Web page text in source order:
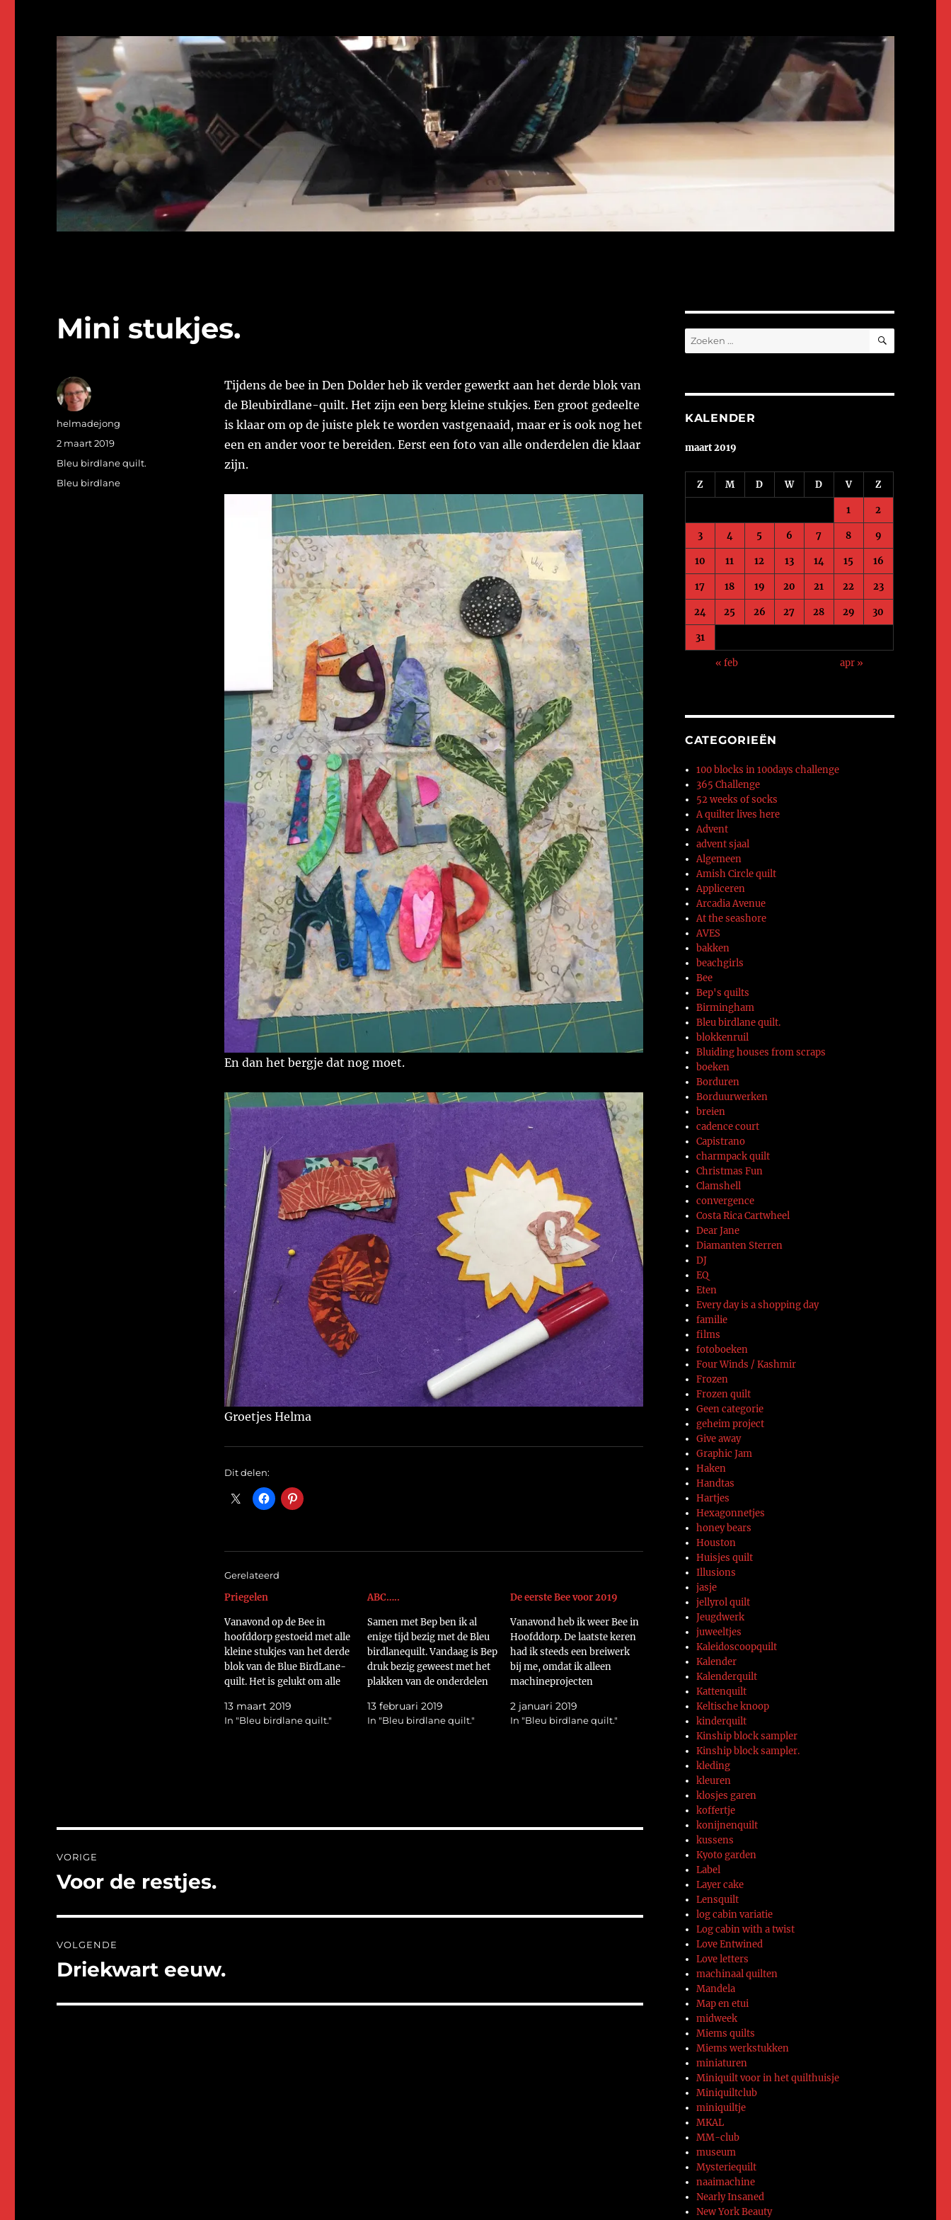
Mini stukjes.
Tijdens de bee in Den Dolder heb ik verder gewerkt aan het derde blok van
de Bleubirdlane-quilt. Het zijn een berg kleine stukjes. Een groot gedeelte
is klaar om op de juiste plek te worden vastgenaaid, maar er is ook nog het
een en ander voor te bereiden. Eerst een foto van alle onderdelen die klaar
zijn.
En dan het bergje dat nog moet.
Groetjes Helma
Dit delen:
Gerelateerd
Priegelen
Vanavond op de Bee in
hoofddorp gestoeid met alle
kleine stukjes van het derde
blok van de Blue BirdLane-
quilt. Het is gelukt om alle
lijmen. Nu moet alles alleen
nog worden vast genaaid.
13 maart 2019
In "Bleu birdlane quilt."
ABC…..
Samen met Bep ben ik al
enige tijd bezig met de Bleu
birdlanequilt. Vandaag is Bep
druk bezig geweest met het
plakken van de onderdelen
gedeelte van het alfabet op.
https://flic.kr/p/2486ZsZ
13 februari 2019
In "Bleu birdlane quilt."
De eerste Bee voor 2019
Vanavond heb ik weer Bee in
Hoofddorp. De laatste keren
had ik steeds een breiwerk
bij me, omdat ik alleen
machineprojecten
echt weer quilten op de bee,
dus het werd zoeken naar
2 januari 2019
In "Bleu birdlane quilt."
Auteur
helmadejong
Geplaatst
op
2 maart 2019
Categorieën
Bleu birdlane quilt.
Tags
Bleu birdlane
navigatie
VORIGE
Vorig
Voor de restjes.
VOLGENDE
Volgend
Driekwart eeuw.
Zoeken
naar:
ZOEKEN
KALENDER
maart 2019
Z M D W D V Z
1 2
3 4 5 6 7 8 9
10 11 12 13 14 15 16
17 18 19 20 21 22 23
24 25 26 27 28 29 30
31
« feb apr »
CATEGORIEËN
100 blocks in 100days challenge
365 Challenge
52 weeks of socks
A quilter lives here
Advent
advent sjaal
Algemeen
Amish Circle quilt
Appliceren
Arcadia Avenue
At the seashore
AVES
bakken
beachgirls
Bee
Bep's quilts
Birmingham
Bleu birdlane quilt.
blokkenruil
Bluiding houses from scraps
boeken
Borduren
Borduurwerken
breien
cadence court
Capistrano
charmpack quilt
Christmas Fun
Clamshell
convergence
Costa Rica Cartwheel
Dear Jane
Diamanten Sterren
DJ
EQ
Eten
Every day is a shopping day
familie
films
fotoboeken
Four Winds / Kashmir
Frozen
Frozen quilt
Geen categorie
geheim project
Give away
Graphic Jam
Haken
Handtas
Hartjes
Hexagonnetjes
honey bears
Houston
Huisjes quilt
Illusions
jasje
jellyrol quilt
Jeugdwerk
juweeltjes
Kaleidoscoopquilt
Kalender
Kalenderquilt
Kattenquilt
Keltische knoop
kinderquilt
Kinship block sampler
Kinship block sampler.
kleding
kleuren
klosjes garen
koffertje
konijnenquilt
kussens
Kyoto garden
Label
Layer cake
Lensquilt
log cabin variatie
Log cabin with a twist
Love Entwined
Love letters
machinaal quilten
Mandela
Map en etui
midweek
Miems quilts
Miems werkstukken
miniaturen
Miniquilt voor in het quilthuisje
Miniquiltclub
miniquiltje
MKAL
MM-club
museum
Mysteriequilt
naaimachine
Nearly Insaned
New York Beauty